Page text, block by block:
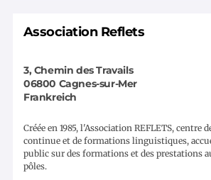
Association Reflets
3, Chemin des Travails
06800 Cagnes-sur-Mer
Frankreich
Créée en 1985, l'Association REFLETS, centre
continue et de formations linguistiques,
public sur des formations et des prestations
pôles.